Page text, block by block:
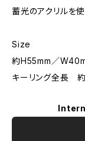
蓄光のアクリルを
Size
約H55mm／
キーリング全長